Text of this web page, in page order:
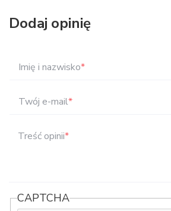
Dodaj opinię
Imię i nazwisko*
Twój e-mail*
Treść opinii*
CAPTCHA